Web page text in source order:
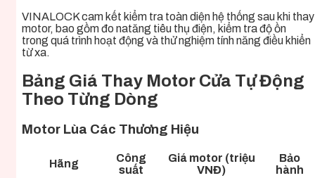
VINALOCK cam kết kiểm tra toàn diện hệ thống sau khi thay
motor, bao gồm đo natăng tiêu thụ điện, kiểm tra độ ồn
trong quá trình hoạt động và thử nghiệm tính năng điều khiển
từ xa.
Bảng Giá Thay Motor Cửa Tự Động
Theo Từng Dòng
Motor Lùa Các Thương Hiệu
Hãng
Công
suất
Giá motor (triệu
VNĐ)
Bảo
hành